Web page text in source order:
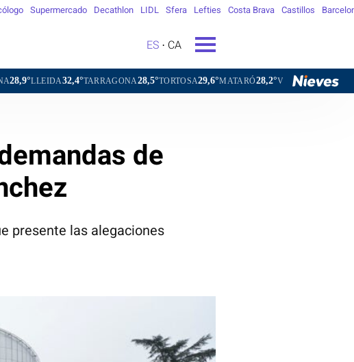
Supermercado Decathlon LIDL Sfera Lefties Costa Brava Castillos
ES CA
TARRAGONA28,5°TORTOSA29,6°MATARÓ28,2°VIC28,2°VILAFRANCA DEL
de
presente las alegaciones